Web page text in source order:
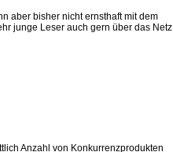
aber bisher nicht ernsthaft mit dem
junge Leser auch gern über das Netz
Anzahl von Konkurrenzprodukten